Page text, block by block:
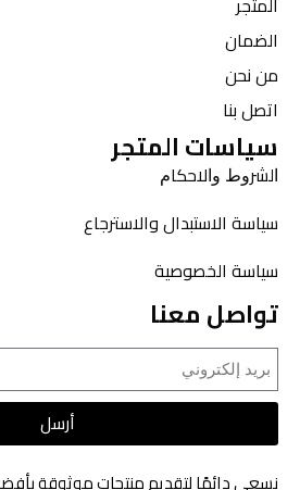
الضمان
من نحن
اتصل بنا
سياسات المتجر
ﺍﻟﺸﺮﻭﻁ ﻭﺍﻻﺣﻜﺎﻡ
سياسة الاستبدال والاسترجاع
سياسة الخصوصية
تواصل معنا
أرسل
نسعى دائمًا لتقديم منتجات موثوقة